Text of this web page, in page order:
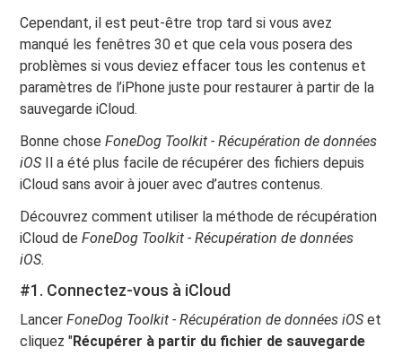
Cependant, il est peut-être trop tard si vous avez
manqué les fenêtres 30 et que cela vous posera des
problèmes si vous deviez effacer tous les contenus et
paramètres de l’iPhone juste pour restaurer à partir de la
sauvegarde iCloud.
Bonne choseFoneDog Toolkit - Récupération de données
iOS Il a été plus facile de récupérer des fichiers depuis
iCloud sans avoir à jouer avec d’autres contenus.
Découvrez comment utiliser la méthode de récupération
iCloud deFoneDog Toolkit - Récupération de données
iOS.
#1. Connectez-vous à iCloud
LancerFoneDog Toolkit - Récupération de données iOSet
cliquez "Récupérer à partir du fichier de sauvegarde